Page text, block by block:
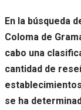
En la búsqueda
Coloma de
cabo una
cantidad de
se ha